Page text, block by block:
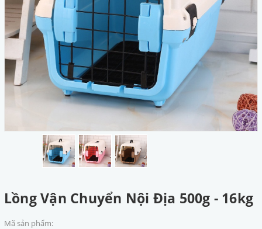
Lồng Vận Chuyển Nội Địa 500g - 16kg
Mã sản phẩm: